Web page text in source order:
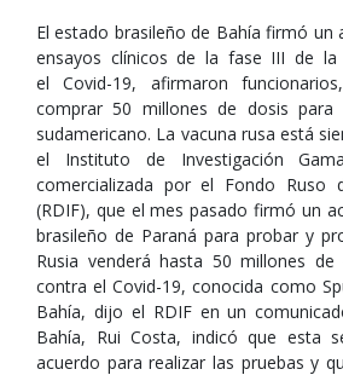
El estado brasileño de Bahía firmó un
ensayos clínicos de la fase III de la
el Covid-19, afirmaron
comprar 50 millones de dosis para
sudamericano. La vacuna rusa está
el Instituto de Investigación
comercializada por el Fondo Ruso
(RDIF), que el mes pasado firmó un
brasileño de Paraná para probar y
Rusia venderá hasta 50 millones
contra el Covid-19, conocida como
Bahía, dijo el RDIF en un
Bahía, Rui Costa, indicó que esta
acuerdo para realizar las pruebas y